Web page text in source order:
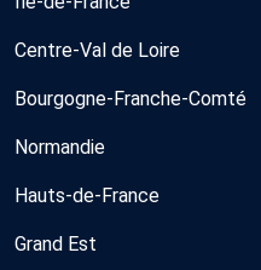
Centre-Val de Loire
Bourgogne-Franche-Comté
Normandie
Hauts-de-France
Grand Est